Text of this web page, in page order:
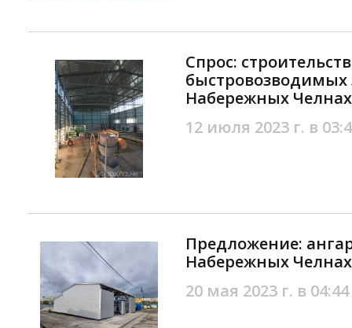
Спрос:
быстровозводимых
Набережных Челнах
12 июля 2023 г. в
Предложение:
Набережных Челнах
20 мая 2023 г. в 04:44